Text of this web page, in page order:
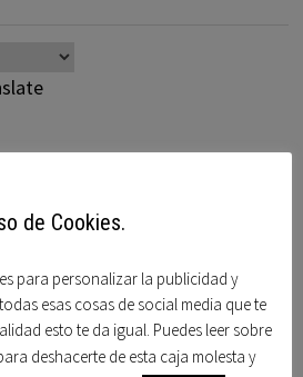
de Cookies.
para personalizar la publicidad y
esas cosas de social media que te
esto te da igual. Puedes leer sobre
deshacerte de esta caja molesta y